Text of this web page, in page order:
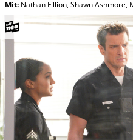
Mit: Nathan Fillion,Shawn Ashmore,